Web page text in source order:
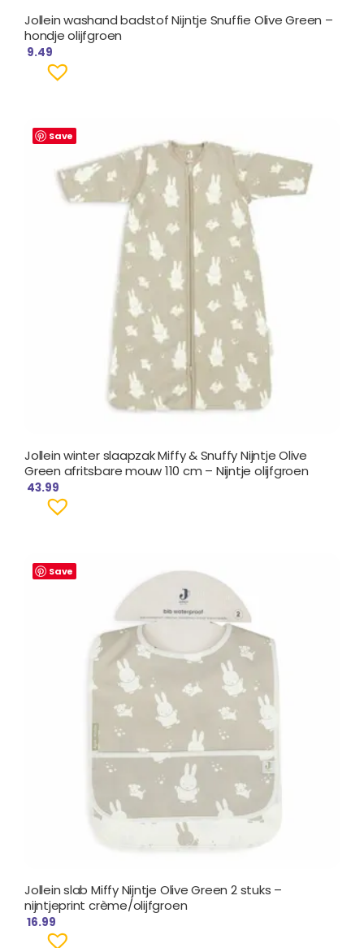
Jollein washand badstof Nijntje Snuffie Olive Green –
hondje olijfgroen
9.49
Save
Jollein winter slaapzak Miffy & Snuffy Nijntje Olive
Green afritsbare mouw 110 cm – Nijntje olijfgroen
43.99
Save
Jollein slab Miffy Nijntje Olive Green 2 stuks –
nijntjeprint crème/olijfgroen
16.99